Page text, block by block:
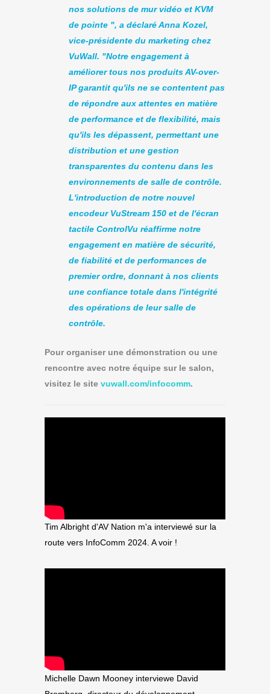
nos solutions de mur vidéo et KVM
de pointe ", a déclaré Anna Kozel,
vice-présidente du marketing chez
VuWall. "Notre engagement à
améliorer tous nos produits AV-over-
IP garantit qu'ils ne se contentent pas
de répondre aux attentes en matière
de performance et de flexibilité, mais
qu'ils les dépassent, permettant une
distribution et une gestion
transparentes du contenu dans les
environnements de salle de contrôle.
L'introduction de notre nouvel
encodeur VuStream 150 et de l'écran
tactile ControlVu réaffirme notre
engagement en matière de sécurité,
de fiabilité et de performances de
premier ordre, donnant à nos clients
une confiance totale dans l'intégrité
des opérations de leur salle de
contrôle.
Pour organiser une démonstration ou une
rencontre avec notre équipe sur le salon,
visitez le site vuwall.com/infocomm.
Tim Albright d'AV Nation m'a interviewé sur la
route vers InfoComm 2024. A voir !
Michelle Dawn Mooney interviewe David